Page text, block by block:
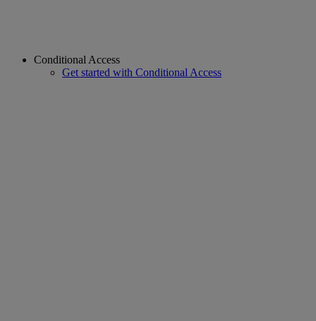
Conditional Access
Get started with Conditional Access